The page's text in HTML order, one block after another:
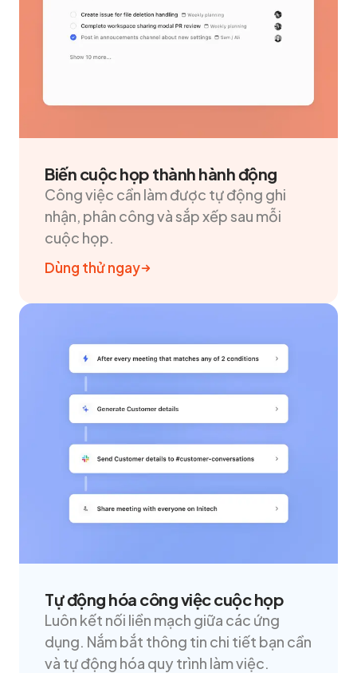
Biến cuộc họp thành hành động
Công việc cần làm được tự động ghi
nhận, phân công và sắp xếp sau mỗi
cuộc họp.
Dùng thử ngay
Tự động hóa công việc cuộc họp
Luôn kết nối liền mạch giữa các ứng
dụng. Nắm bắt thông tin chi tiết bạn cần
và tự động hóa quy trình làm việc.